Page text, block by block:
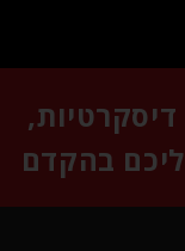
דיסקרטיות,
בהקדם